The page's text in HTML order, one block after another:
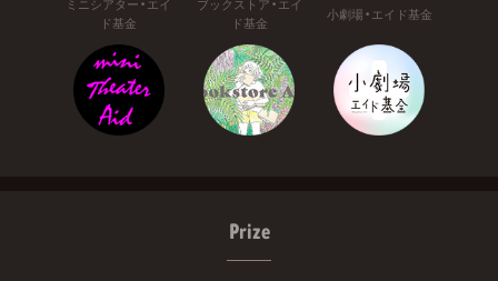
ミニシアター・エイ
ド基金
ブックストア・エイ
ド基金
小劇場・エイド基金
Prize